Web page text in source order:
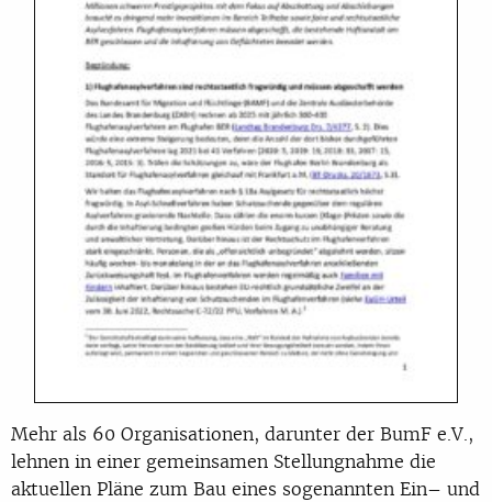
Mehr als 60 Organisationen, darunter der BumF e.V.,
lehnen in einer gemeinsamen Stellungnahme die
aktuellen Pläne zum Bau eines sogenannten Ein– und